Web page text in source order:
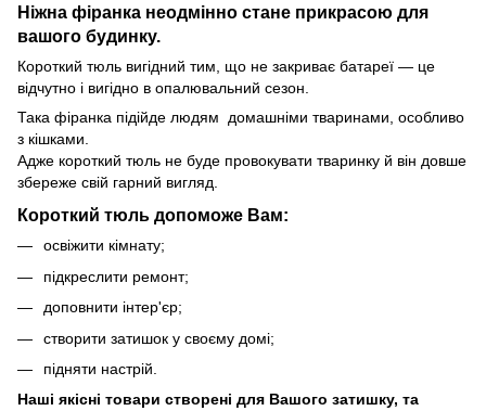
Ніжна фіранка неодмінно стане прикрасою для
вашого будинку.
Короткий тюль вигідний тим, що не закриває батареї — це
відчутно і вигідно в опалювальний сезон.
Така фіранка підійде людям домашніми тваринами, особливо
з кішками.
Адже короткий тюль не буде провокувати тваринку й він довше
збереже свій гарний вигляд.
Короткий тюль допоможе Вам:
освіжити кімнату;
підкреслити ремонт;
доповнити інтер'єр;
створити затишок у своєму домі;
підняти настрій.
Наші якісні товари створені для Вашого затишку, та